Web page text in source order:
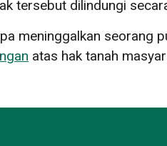
tersebut dilindungi
meninggalkan seorang
atas hak tanah